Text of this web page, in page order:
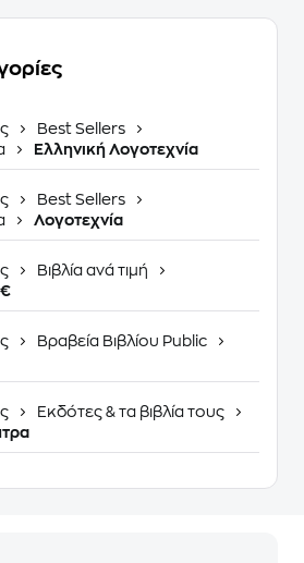
Best Sellers
Ελληνική Λογοτεχνία
Best Sellers
Λογοτεχνία
Βιβλία ανά τιμή
Βραβεία Βιβλίου Public
Εκδότες & τα βιβλία τους